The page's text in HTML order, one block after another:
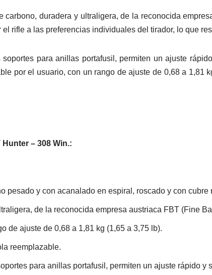
duradera y ultraligera, de la reconocida
rifle a las preferencias individuales del tirador, lo que
soportes para anillas portafusil, permiten un ajuste
por el usuario, con un rango de ajuste de 0,68 a 1,81
– 308 Win.:
pesado y con acanalado en espiral, roscado y con cubre
de la reconocida empresa austriaca FBT (Fine
de ajuste de 0,68 a 1,81 kg (1,65 a 3,75 lb).
reemplazable.
para anillas portafusil, permiten un ajuste rápido y